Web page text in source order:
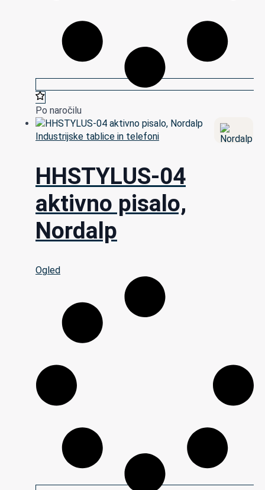
Po naročilu
Industrijske tablice in telefoni
HHSTYLUS-04
aktivno pisalo,
Nordalp
Ogled